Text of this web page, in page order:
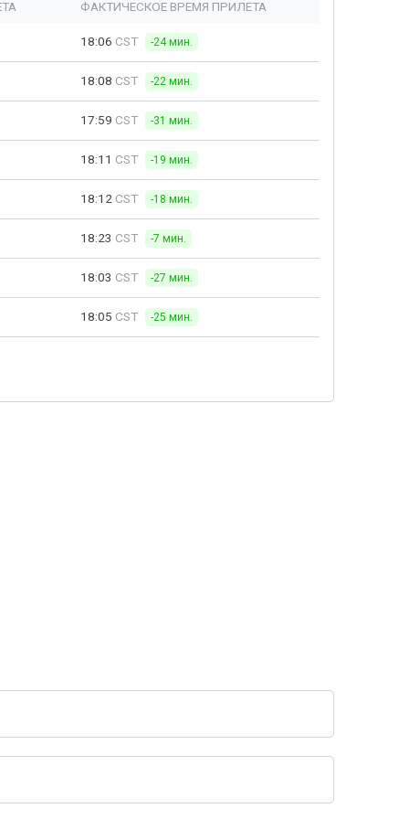
ФАКТИЧЕСКОЕ ВРЕМЯ ПРИЛЕТА
18:06 CST -24 мин.
18:08 CST -22 мин.
17:59 CST -31 мин.
18:11 CST -19 мин.
18:12 CST -18 мин.
18:23 CST -7 мин.
18:03 CST -27 мин.
18:05 CST -25 мин.